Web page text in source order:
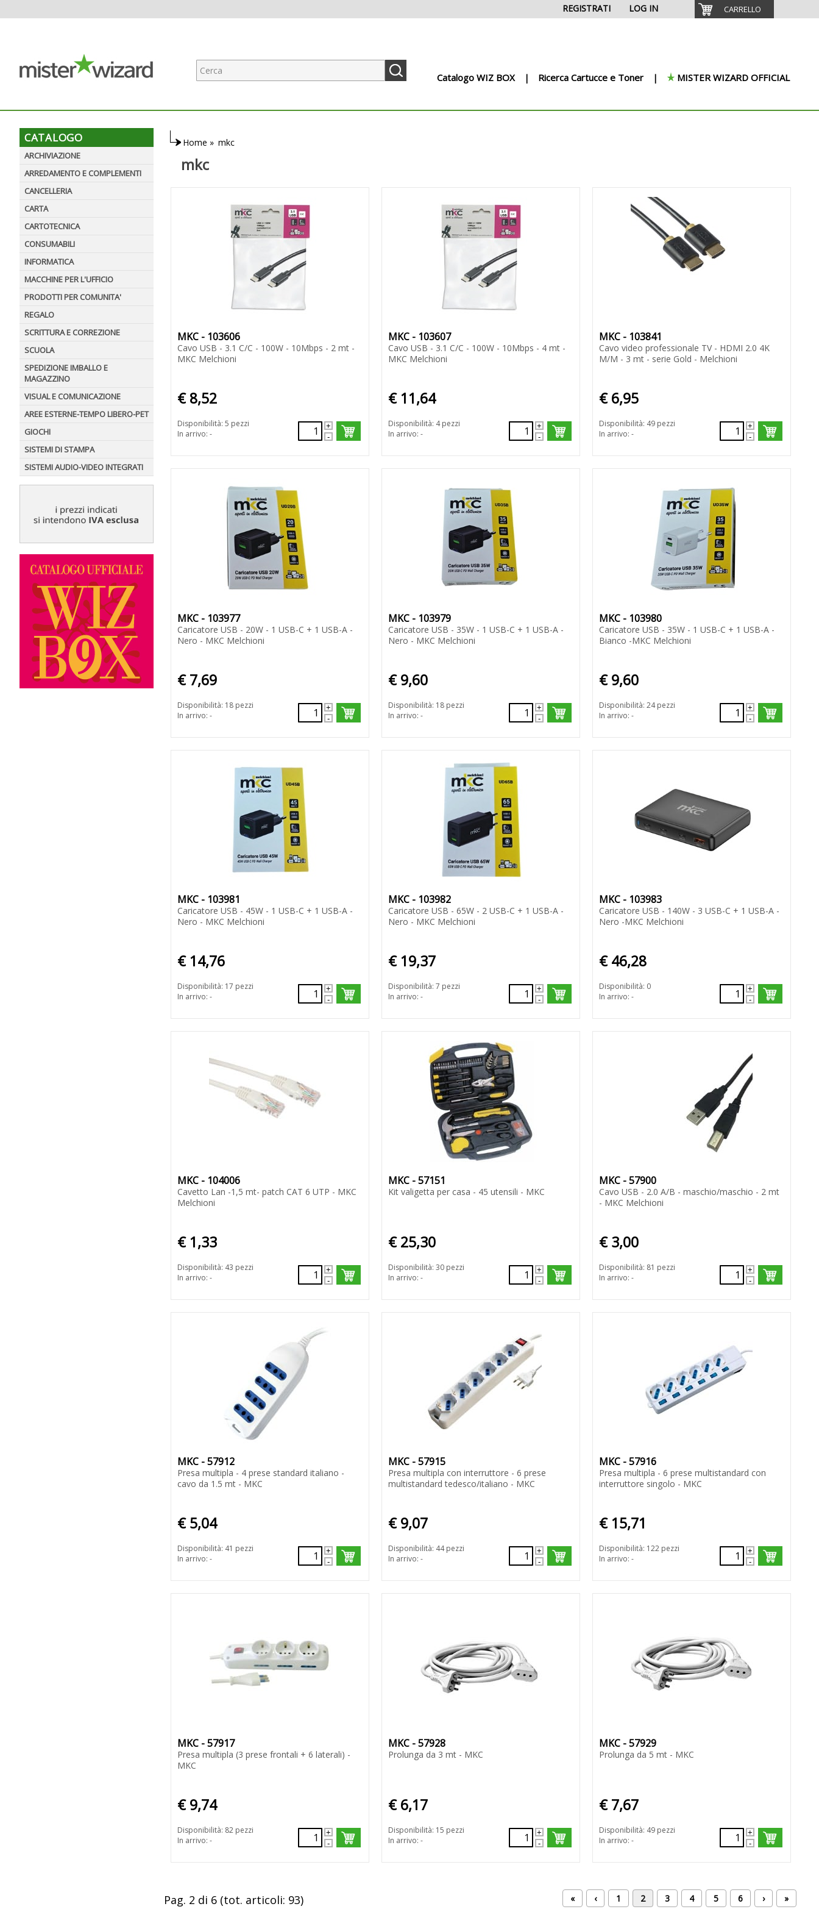
CARRELLO
LOG IN
REGISTRATI
Catalogo WIZ BOX Ricerca Cartucce e Toner MISTER WIZARD OFFICIAL
CATALOGO
ARCHIVIAZIONE
ARREDAMENTO E COMPLEMENTI
CANCELLERIA
CARTA
CARTOTECNICA
CONSUMABILI
INFORMATICA
MACCHINE PER L'UFFICIO
PRODOTTI PER COMUNITA'
REGALO
SCRITTURA E CORREZIONE
SCUOLA
SPEDIZIONE IMBALLO E
MAGAZZINO
VISUAL E COMUNICAZIONE
AREE ESTERNE-TEMPO LIBERO-PET
GIOCHI
SISTEMI DI STAMPA
SISTEMI AUDIO-VIDEO INTEGRATI
Home » mkc
mkc
MKC - 103606
Cavo USB - 3.1 C/C - 100W - 10Mbps - 2 mt -
MKC Melchioni
€ 8,52
Disponibilità: 5 pezzi
In arrivo: -
MKC - 103607
Cavo USB - 3.1 C/C - 100W - 10Mbps - 4 mt -
MKC Melchioni
€ 11,64
Disponibilità: 4 pezzi
In arrivo: -
MKC - 103841
Cavo video professionale TV - HDMI 2.0 4K
M/M - 3 mt - serie Gold - Melchioni
€ 6,95
Disponibilità: 49 pezzi
In arrivo: -
MKC - 103977
Caricatore USB - 20W - 1 USB-C + 1 USB-A -
Nero - MKC Melchioni
€ 7,69
Disponibilità: 18 pezzi
In arrivo: -
MKC - 103979
Caricatore USB - 35W - 1 USB-C + 1 USB-A -
Nero - MKC Melchioni
€ 9,60
Disponibilità: 18 pezzi
In arrivo: -
MKC - 103980
Caricatore USB - 35W - 1 USB-C + 1 USB-A -
Bianco -MKC Melchioni
€ 9,60
Disponibilità: 24 pezzi
In arrivo: -
MKC - 103981
Caricatore USB - 45W - 1 USB-C + 1 USB-A -
Nero - MKC Melchioni
€ 14,76
Disponibilità: 17 pezzi
In arrivo: -
MKC - 103982
Caricatore USB - 65W - 2 USB-C + 1 USB-A -
Nero - MKC Melchioni
€ 19,37
Disponibilità: 7 pezzi
In arrivo: -
MKC - 103983
Caricatore USB - 140W - 3 USB-C + 1 USB-A -
Nero -MKC Melchioni
€ 46,28
Disponibilità: 0
In arrivo: -
MKC - 104006
Cavetto Lan -1,5 mt- patch CAT 6 UTP - MKC
Melchioni
€ 1,33
Disponibilità: 43 pezzi
In arrivo: -
MKC - 57151
Kit valigetta per casa - 45 utensili - MKC
€ 25,30
Disponibilità: 30 pezzi
In arrivo: -
MKC - 57900
Cavo USB - 2.0 A/B - maschio/maschio - 2 mt
- MKC Melchioni
€ 3,00
Disponibilità: 81 pezzi
In arrivo: -
MKC - 57912
Presa multipla - 4 prese standard italiano -
cavo da 1.5 mt - MKC
€ 5,04
Disponibilità: 41 pezzi
In arrivo: -
MKC - 57915
Presa multipla con interruttore - 6 prese
multistandard tedesco/italiano - MKC
€ 9,07
Disponibilità: 44 pezzi
In arrivo: -
MKC - 57916
Presa multipla - 6 prese multistandard con
interruttore singolo - MKC
€ 15,71
Disponibilità: 122 pezzi
In arrivo: -
MKC - 57917
Presa multipla (3 prese frontali + 6 laterali) -
MKC
€ 9,74
Disponibilità: 82 pezzi
In arrivo: -
MKC - 57928
Prolunga da 3 mt - MKC
€ 6,17
Disponibilità: 15 pezzi
In arrivo: -
MKC - 57929
Prolunga da 5 mt - MKC
€ 7,67
Disponibilità: 49 pezzi
In arrivo: -
Pag. 2 di 6 (tot. articoli: 93) « ‹ 1 2 3 4 5 6 › »